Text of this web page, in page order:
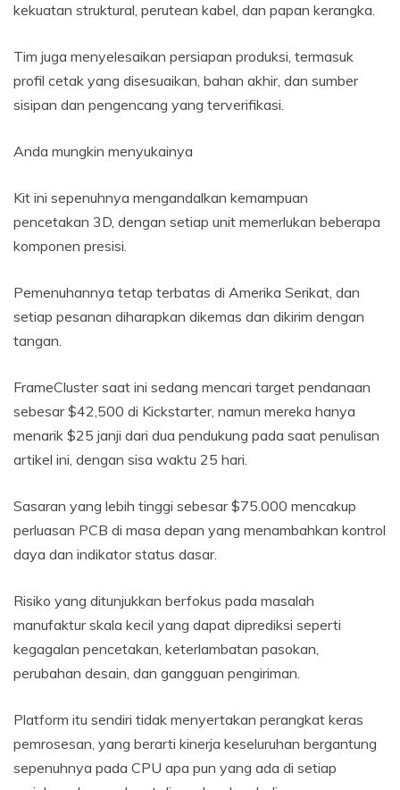
kekuatan struktural, perutean kabel, dan papan kerangka.
Tim juga menyelesaikan persiapan produksi, termasuk
profil cetak yang disesuaikan, bahan akhir, dan sumber
sisipan dan pengencang yang terverifikasi.
Anda mungkin menyukainya
Kit ini sepenuhnya mengandalkan kemampuan
pencetakan 3D, dengan setiap unit memerlukan beberapa
komponen presisi.
Pemenuhannya tetap terbatas di Amerika Serikat, dan
setiap pesanan diharapkan dikemas dan dikirim dengan
tangan.
FrameCluster saat ini sedang mencari target pendanaan
sebesar $42,500 di Kickstarter, namun mereka hanya
menarik $25 janji dari dua pendukung pada saat penulisan
artikel ini, dengan sisa waktu 25 hari.
Sasaran yang lebih tinggi sebesar $75.000 mencakup
perluasan PCB di masa depan yang menambahkan kontrol
daya dan indikator status dasar.
Risiko yang ditunjukkan berfokus pada masalah
manufaktur skala kecil yang dapat diprediksi seperti
kegagalan pencetakan, keterlambatan pasokan,
perubahan desain, dan gangguan pengiriman.
Platform itu sendiri tidak menyertakan perangkat keras
pemrosesan, yang berarti kinerja keseluruhan bergantung
sepenuhnya pada CPU apa pun yang ada di setiap